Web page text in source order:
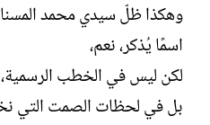
وهكذا ظلّ سيدي محمد
اسمًا يُذكر، نعم،
لكن ليس في الخطب الرسمية،
بل في لحظات الصمت التي